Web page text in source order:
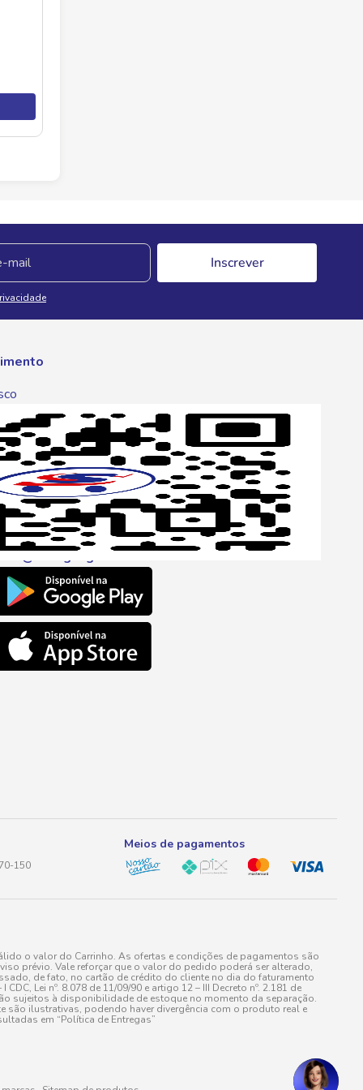
Inscrever
6680
150
Meios de pagamentos
o valor do Carrinho. As ofertas e condições de pagamentos são
prévio. Vale reforçar que o valor do pedido poderá ser alterado,
de fato, no cartão de crédito do cliente no dia do faturamento
Lei nº. 8.078 de 11/09/90 e artigo 12 – III Decreto nº. 2.181 de
sujeitos à disponibilidade de estoque no momento da separação.
ilustrativas, podendo haver divergência com o produto real e
em “Política de Entregas”